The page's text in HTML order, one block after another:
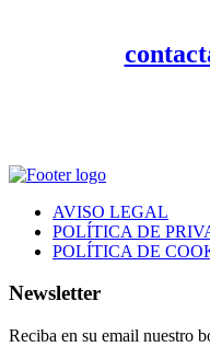
AVISO LEGAL
POLÍTICA DE
POLÍTICA DE
Newsletter
Reciba en su email nuestro